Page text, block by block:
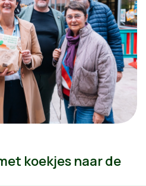
koekjes naar de